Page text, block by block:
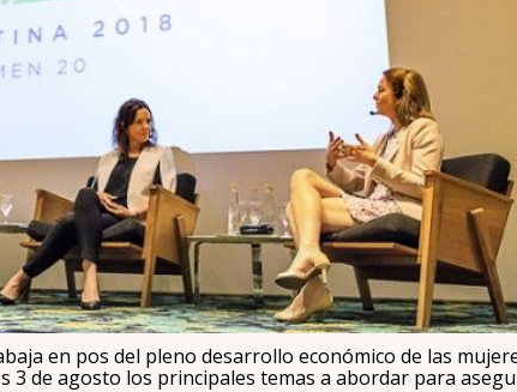
en pos del pleno desarrollo económico de las
3 de agosto los principales temas a abordar para